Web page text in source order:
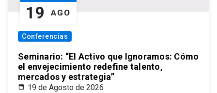
19 AGO
Conferencias
Seminario: “El Activo que Ignoramos: Cómo
el envejecimiento redefine talento,
mercados y estrategia”
19 de Agosto de 2026